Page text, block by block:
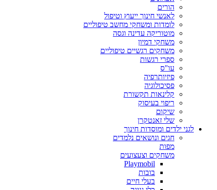
הורים
לאנשי חינוך ייעוץ וטיפול
לומדות ומשחקי מחשב טיפוליים
מוטוריקה עדינה וגסה
משחקי דמיון
משחקים רגשיים טיפוליים
ספרי רגשות
עו"ס
פיזיותרפיה
פסיכולוגיה
קלינאות תקשורת
ריפוי בעיסוק
שיקום
שלי זאנטקרן
לגני ילדים ומוסדות חינוך
חגים ונושאים נלמדים
מפות
משחקים וצעצועים
Playmobil
בובות
בעלי חיים